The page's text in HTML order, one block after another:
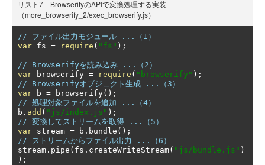
リスト7 BrowserifyのAPIで変換処理する実装
（more_browserify_2/exec_browserify.js）
// ファイル出力モジュール ...（1）
var fs = require ( "fs" );
// Browserifyを読み込み ...（2）
var browserify = require ( "browserify" );
// Browserifyオブジェクト生成 ...（3）
var b = browserify();
// 処理対象ファイルを追加 ...（4）
b . add ( "js/index.js" );
// 変換してストリームを取得 ...（5）
var stream = b . bundle ();
// ストリームからファイル出力 ...（6）
stream . pipe ( fs . createWriteStream( "js/bundle.js" )
);